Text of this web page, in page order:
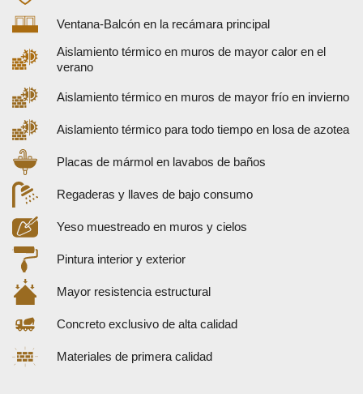
Ventana-Balcón en la recámara principal
Aislamiento térmico en muros de mayor calor en el
verano
Aislamiento térmico en muros de mayor frío en invierno
Aislamiento térmico para todo tiempo en losa de azotea
Placas de mármol en lavabos de baños
Regaderas y llaves de bajo consumo
Yeso muestreado en muros y cielos
Pintura interior y exterior
Mayor resistencia estructural
Concreto exclusivo de alta calidad
Materiales de primera calidad